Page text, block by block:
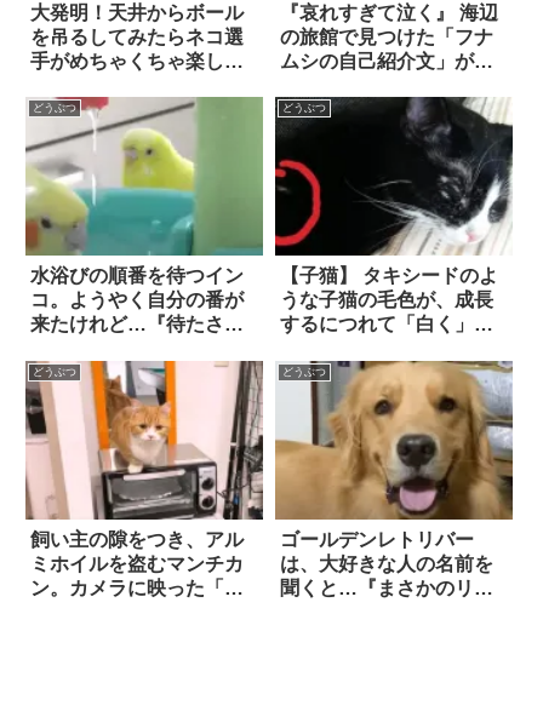
大発明！天井からボール
を吊るしてみたらネコ選
手がめちゃくちゃ楽しそ
『哀れすぎて泣く』 海辺
の旅館で見つけた「フナ
ムシの自己紹介文」が切
どうぶつ
水浴びの順番を待つイン
コ。ようやく自分の番が
来たけれど…『待たされ
どうぶつ
【子猫】 タキシードのよ
うな子猫の毛色が、成長
するにつれて「白く」な
は…驚きの変身を遂げ
た！！
どうぶつ
飼い主の隙をつき、アル
ミホイルを盗むマンチカ
ン。カメラに映った「驚
どうぶつ
ゴールデンレトリバー
は、大好きな人の名前を
聞くと…『まさかのリア